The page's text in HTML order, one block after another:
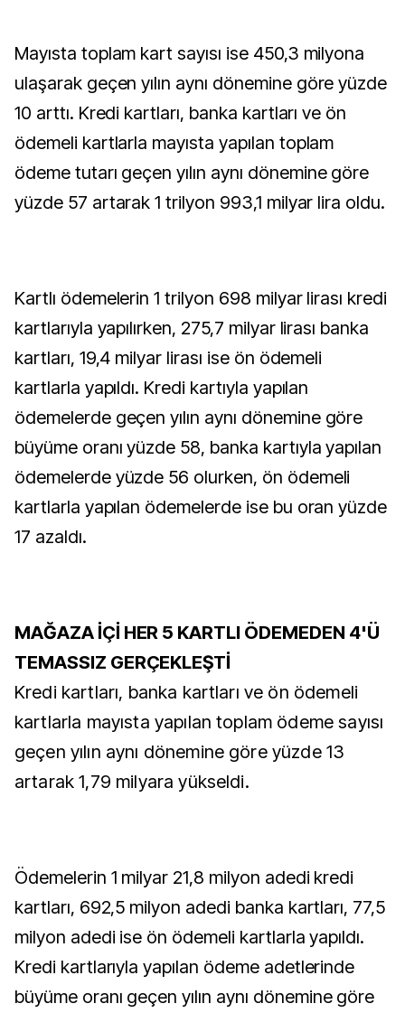
Mayısta toplam kart sayısı ise 450,3 milyona
ulaşarak geçen yılın aynı dönemine göre yüzde
10 arttı. Kredi kartları, banka kartları ve ön
ödemeli kartlarla mayısta yapılan toplam
ödeme tutarı geçen yılın aynı dönemine göre
yüzde 57 artarak 1 trilyon 993,1 milyar lira oldu.
Kartlı ödemelerin 1 trilyon 698 milyar lirası kredi
kartlarıyla yapılırken, 275,7 milyar lirası banka
kartları, 19,4 milyar lirası ise ön ödemeli
kartlarla yapıldı. Kredi kartıyla yapılan
ödemelerde geçen yılın aynı dönemine göre
büyüme oranı yüzde 58, banka kartıyla yapılan
ödemelerde yüzde 56 olurken, ön ödemeli
kartlarla yapılan ödemelerde ise bu oran yüzde
17 azaldı.
MAĞAZA İÇİ HER 5 KARTLI ÖDEMEDEN 4'Ü
TEMASSIZ GERÇEKLEŞTİ
Kredi kartları, banka kartları ve ön ödemeli
kartlarla mayısta yapılan toplam ödeme sayısı
geçen yılın aynı dönemine göre yüzde 13
artarak 1,79 milyara yükseldi.
Ödemelerin 1 milyar 21,8 milyon adedi kredi
kartları, 692,5 milyon adedi banka kartları, 77,5
milyon adedi ise ön ödemeli kartlarla yapıldı.
Kredi kartlarıyla yapılan ödeme adetlerinde
büyüme oranı geçen yılın aynı dönemine göre